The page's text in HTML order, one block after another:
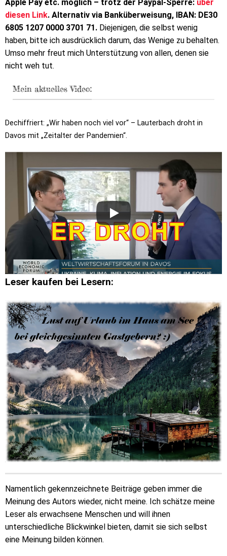
Apple Pay etc. möglich – trotz der Paypal-Sperre: über
diesen Link. Alternativ via Banküberweisung, IBAN: DE30
6805 1207 0000 3701 71. Diejenigen, die selbst wenig
haben, bitte ich ausdrücklich darum, das Wenige zu behalten.
Umso mehr freut mich Unterstützung von allen, denen sie
nicht weh tut.
Mein aktuelles Video:
Dechiffriert: „Wir haben noch viel vor“ – Lauterbach droht in
Davos mit „Zeitalter der Pandemien“.
Leser kaufen bei Lesern:
Namentlich gekennzeichnete Beiträge geben immer die
Meinung des Autors wieder, nicht meine. Ich schätze meine
Leser als erwachsene Menschen und will ihnen
unterschiedliche Blickwinkel bieten, damit sie sich selbst
eine Meinung bilden können.